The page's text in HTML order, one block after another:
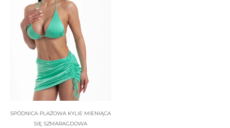
SPÓDNICA PLAŻOWA KYLIE MIENIĄCA
SIĘ SZMARAGDOWA